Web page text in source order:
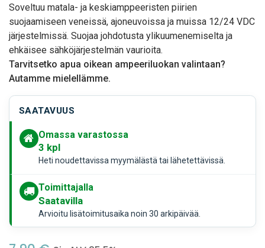
Soveltuu matala- ja keskiamppeeristen piirien
suojaamiseen veneissä, ajoneuvoissa ja muissa 12/24 VDC
järjestelmissä. Suojaa johdotusta ylikuumenemiselta ja
ehkäisee sähköjärjestelmän vaurioita.
Tarvitsetko apua oikean ampeeriluokan valintaan?
Autamme mielellämme.
SAATAVUUS
Omassa varastossa
3 kpl
Heti noudettavissa myymälästä tai lähetettävissä.
Toimittajalla
Saatavilla
Arvioitu lisätoimitusaika noin 30 arkipäivää.